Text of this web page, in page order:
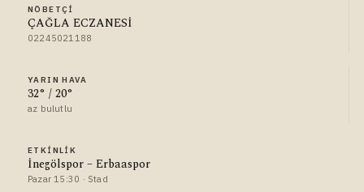
NÖBETÇI
ÇAĞLA ECZANESİ
02245021188
YARIN HAVA
32° / 20°
az bulutlu
ETKINLIK
İnegölspor – Erbaaspor
Pazar 15:30 · Stad